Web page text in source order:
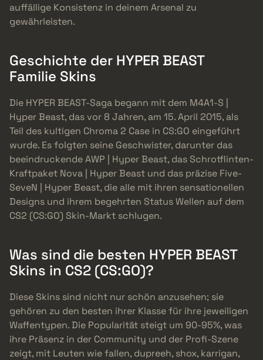
auffällige Konsistenz in deinem Arsenal zu
gewährleisten.
Geschichte der HYPER BEAST
Familie Skins
Die HYPER BEAST-Saga begann mit dem M4A1-S |
Hyper Beast, das vor 8 Jahren, am 15. April 2015, als
Teil des kultigen Chroma 2 Case in CS:GO eingeführt
wurde. Es folgten seine Geschwister, darunter das
beeindruckende AWP | Hyper Beast, das Schrotflinten-
Kraftpaket Nova | Hyper Beast und das präzise Five-
SeveN | Hyper Beast, die alle mit ihren sensationellen
Designs und ihrem begehrten Status Wellen auf dem
CS2 (CS:GO) Skin-Markt schlugen.
Was sind die besten HYPER BEAST
Skins in CS2 (CS:GO)?
Diese Skins sind nicht nur schön anzusehen; sie
gehören zu den besten ihrer Klasse für ihre jeweiligen
Waffentypen. Die Popularität steigt um 90-95%, was
ihre Präsenz in der Community und der Profi-Szene
zeigt, mit Leuten wie fallen, dupreeh, shox, karrigan,